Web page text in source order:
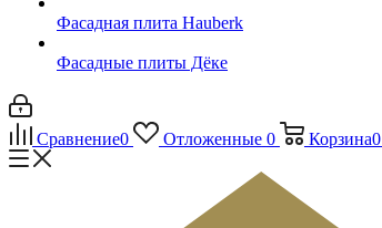
Фасадная плита Hauberk
Фасадные плиты Дёке
Сравнение0 Отложенные 0 Корзина0